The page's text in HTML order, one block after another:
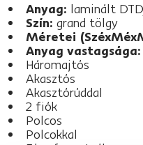
Anyag: laminált
Szín: grand tölgy
Méretei
Anyag vastagsága:
Háromajtós
Akasztós
Akasztórúddal
2 fiók
Polcos
Polcokkal